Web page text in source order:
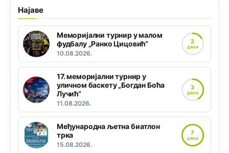
Најаве
Меморијални турнир у малом
фудбалу „Ранко Цицовић“
10.08.2026.
2
ДАНА
17. меморијални турнир у
уличном баскету „Богдан Боћа
Лучић“
11.08.2026.
3
ДАНА
Међународна љетна биатлон
трка
15.08.2026.
7
ДАНА